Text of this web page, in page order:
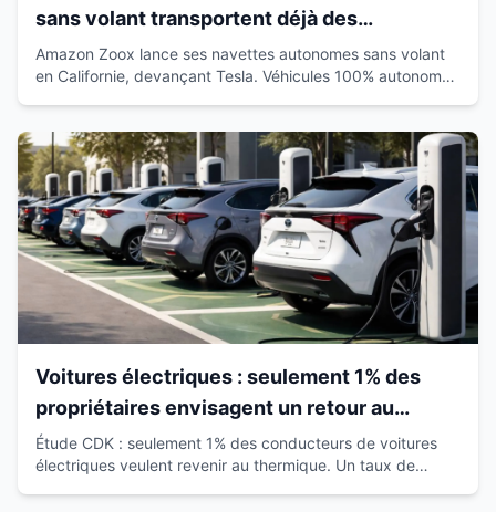
sans volant transportent déjà des
passagers en Californie
Amazon Zoox lance ses navettes autonomes sans volant
en Californie, devançant Tesla. Véhicules 100% autonomes
Voitures électriques : seulement 1% des
propriétaires envisagent un retour au
thermique
Étude CDK : seulement 1% des conducteurs de voitures
électriques veulent revenir au thermique. Un taux de